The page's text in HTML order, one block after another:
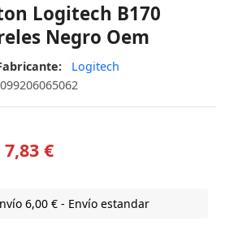
Logitech B170
Negro Oem
Logitech
7,83 €
6,00 € - Envío estandar